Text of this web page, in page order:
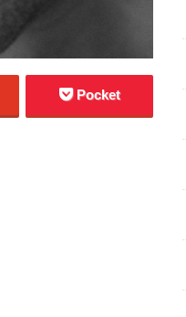
Pocket